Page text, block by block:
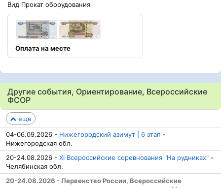
Вид Прокат оборудования
Оплата на месте
Другие события, Ориентирование, Всероссийские
ФСОР
еще
04-06.09.2026 - Нижегородский азимут | 6 этап -
Нижегородская обл.
20-24.08.2026 - XI Всероссийские соревнования "На рудниках" -
Челябинская обл.
20-24.08.2026 - Первенство России, Всероссийские